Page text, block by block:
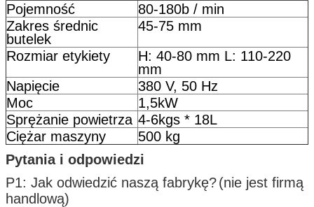
Pojemność
80-180b / min
Zakres średnic
butelek
45-75 mm
Rozmiar etykiety
H: 40-80 mm L: 110-220
mm
Napięcie
380 V, 50 Hz
Moc
1,5kW
Sprężanie powietrza 4-6kgs * 18L
Ciężar maszyny
500 kg
Pytania i odpowiedzi
P1: Jak odwiedzić naszą fabrykę?(nie jest firmą
handlową)